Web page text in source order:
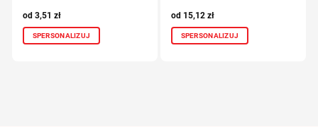
3,51 zł
SPERSONALIZUJ
15,12 zł
SPERSONALIZUJ